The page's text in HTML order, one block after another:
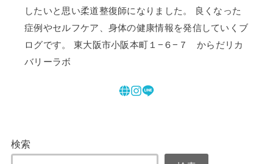
したいと思い柔道整復師になりました。 良くなった
症例やセルフケア、身体の健康情報を発信していくブ
ログです。 東大阪市小阪本町１−６−７ からだリカ
バリーラボ
検索